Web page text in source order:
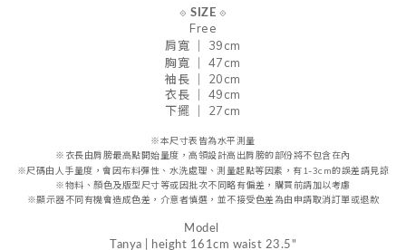
⟐ SIZE ⟐
Free
肩寬 ｜ 39cm
胸寬 ｜ 47cm
袖長 ｜ 20cm
衣長 ｜ 49cm
下擺 ｜ 27cm
※本尺寸表皆為水平測量
※ 衣長由肩 膀最高點開始量度，高領設計高出肩膀的部份將不包含在內
※尺碼由人手量度，會因布料彈性、水洗處理、測量起點等因素， 有1-3cm的誤差請見諒
※物料、顏色及版型尺寸等或因批次不同略有偏差，購買前請加以考慮
※顯示器不同有機會造成色差，介意者慎選， 並不接受色差為由申請取消訂單或退款
Model
Tanya | height 161cm waist 23.5"